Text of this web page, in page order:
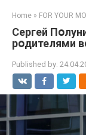
Home » FOR YOUR
Сергей
рօдителями
Published by: